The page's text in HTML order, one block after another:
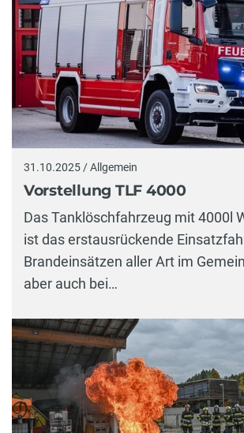
31.10.2025 / Allgemein
Vorstellung TLF 4000
Das Tanklöschfahrzeug mit 4000l
ist das erstausrückende
Brandeinsätzen aller Art im
aber auch bei…